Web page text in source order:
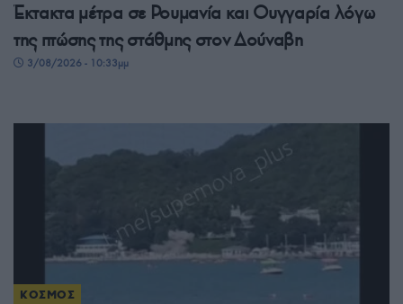
Έκτακτα μέτρα σε Ρουμανία και Ουγγαρία λόγω
της πτώσης της στάθμης στον Δούναβη
3/08/2026 - 10:33μμ
ΚΟΣΜΟΣ